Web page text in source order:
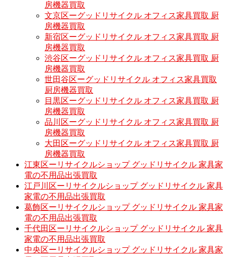
房機器買取
文京区ーグッドリサイクル オフィス家具買取 厨
房機器買取
新宿区ーグッドリサイクル オフィス家具買取 厨
房機器買取
渋谷区ーグッドリサイクル オフィス家具買取 厨
房機器買取
世田谷区ーグッドリサイクル オフィス家具買取
厨房機器買取
目黒区ーグッドリサイクル オフィス家具買取 厨
房機器買取
品川区ーグッドリサイクル オフィス家具買取 厨
房機器買取
大田区ーグッドリサイクル オフィス家具買取 厨
房機器買取
江東区ーリサイクルショップ グッドリサイクル 家具家
電の不用品出張買取
江戸川区ーリサイクルショップ グッドリサイクル 家具
家電の不用品出張買取
葛飾区ーリサイクルショップ グッドリサイクル 家具家
電の不用品出張買取
千代田区ーリサイクルショップ グッドリサイクル 家具
家電の不用品出張買取
中央区ーリサイクルショップ グッドリサイクル 家具家